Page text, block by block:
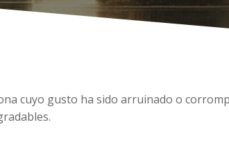
cuyo gusto ha sido arruinado o